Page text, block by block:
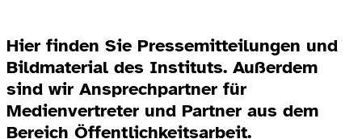
Hier finden Sie Pressemitteilungen und
Bildmaterial des Instituts. Außerdem
sind wir Ansprechpartner für
Medienvertreter und Partner aus dem
Bereich Öffentlichkeitsarbeit.